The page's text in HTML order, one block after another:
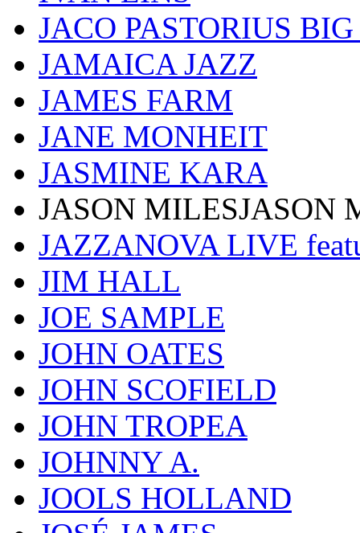
JACO PASTORIUS
JAMAICA JAZZ
JAMES FARM
JANE MONHEIT
JASMINE KARA
JASON MILESJASON
JAZZANOVA LIVE
JIM HALL
JOE SAMPLE
JOHN OATES
JOHN SCOFIELD
JOHN TROPEA
JOHNNY A.
JOOLS HOLLAND